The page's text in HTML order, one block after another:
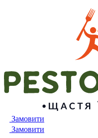
Замовити
Замовити